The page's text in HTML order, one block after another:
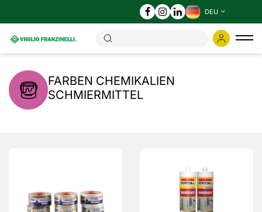
DEU
FARBEN CHEMIKALIEN
SCHMIERMITTEL